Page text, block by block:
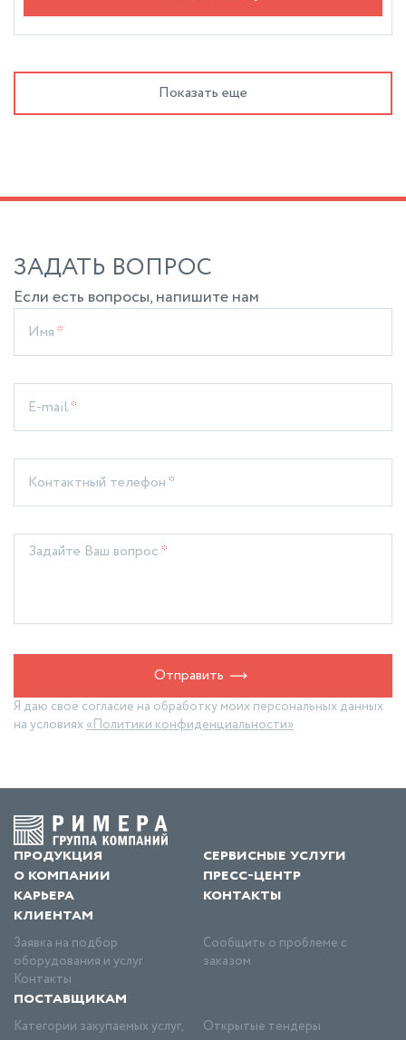
Показать еще
ЗАДАТЬ ВОПРОС
Если есть вопросы, напишите нам
Имя*
E-mail*
Контактный телефон*
Задайте Ваш вопрос*
Отправить
Я даю своё согласие на обработку моих персональных данных
на условиях«Политики конфиденциальности»
продукция
сервисные услуги
о компании
пресс-центр
карьера
контакты
клиентам
Заявка на подбор
оборудования и услуг
Сообщить о проблеме с
заказом
Контакты
поставщикам
Категории закупаемых услуг,
Открытые тендеры